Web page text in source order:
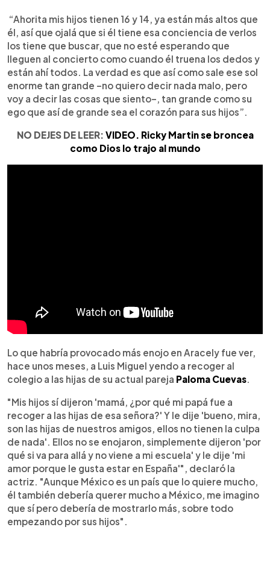
“Ahorita mis hijos tienen 16 y 14, ya están más altos que
él, así que ojalá que si él tiene esa conciencia de verlos
los tiene que buscar, que no esté esperando que
lleguen al concierto como cuando él truena los dedos y
están ahí todos. La verdad es que así como sale ese sol
enorme tan grande –no quiero decir nada malo, pero
voy a decir las cosas que siento–, tan grande como su
ego que así de grande sea el corazón para sus hijos”.
NO DEJES DE LEER: VIDEO. Ricky Martin se broncea
como Dios lo trajo al mundo
Lo que habría provocado más enojo en Aracely fue ver,
hace unos meses, a Luis Miguel yendo a recoger al
colegio a las hijas de su actual pareja Paloma Cuevas.
"Mis hijos sí dijeron 'mamá, ¿por qué mi papá fue a
recoger a las hijas de esa señora?' Y le dije 'bueno, mira,
son las hijas de nuestros amigos, ellos no tienen la culpa
de nada'. Ellos no se enojaron, simplemente dijeron 'por
qué si va para allá y no viene a mi escuela' y le dije 'mi
amor porque le gusta estar en España'", declaró la
actriz. "Aunque México es un país que lo quiere mucho,
él también debería querer mucho a México, me imagino
que sí pero debería de mostrarlo más, sobre todo
empezando por sus hijos".